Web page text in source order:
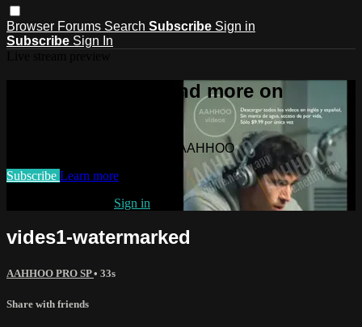
Browser Forums Search Subscribe Sign in
Subscribe Sign In
Watch this video and more on
Watch this video and more on AAHHOO
Subscribe Learn more
Sign in
vides1-watermarked
AAHHOO PRO SP• 33s
Share with friends